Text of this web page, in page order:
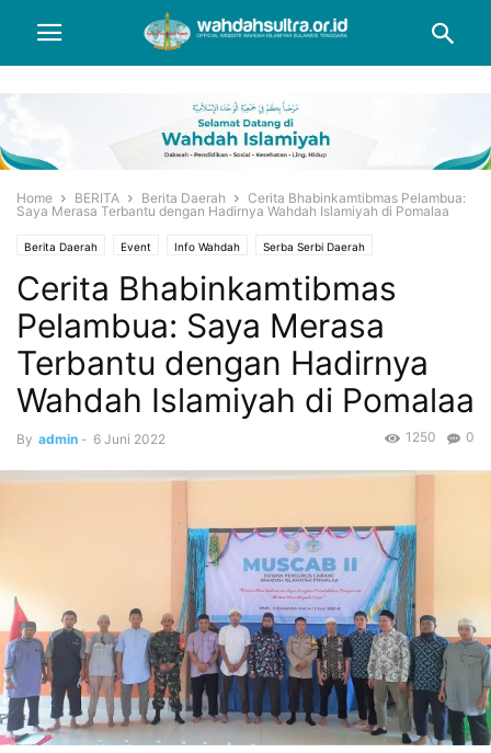
Home BERITA Berita Daerah
Cerita Bhabinkamtibmas Pelambua:
Saya Merasa Terbantu dengan Hadirnya Wahdah Islamiyah di Pomalaa
Berita Daerah Event Info Wahdah Serba Serbi Daerah
Cerita Bhabinkamtibmas
Pelambua: Saya Merasa
Terbantu dengan Hadirnya
Wahdah Islamiyah di Pomalaa
By admin - 6 Juni 2022 0
1250